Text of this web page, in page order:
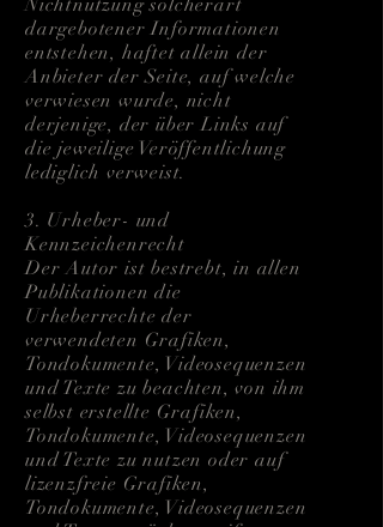
dargebotener Informationen
entstehen, haftet allein der
Anbieter der Seite, auf welche
verwiesen wurde, nicht
derjenige, der über Links auf
die jeweilige Veröffentlichung
lediglich verweist.
3. Urheber- und
Kennzeichenrecht
Der Autor ist bestrebt, in allen
Publikationen die
Urheberrechte der
verwendeten Grafiken,
Tondokumente, Videosequenzen
und Texte zu beachten, von ihm
selbst erstellte Grafiken,
Tondokumente, Videosequenzen
und Texte zu nutzen oder auf
lizenzfreie Grafiken,
Tondokumente, Videosequenzen